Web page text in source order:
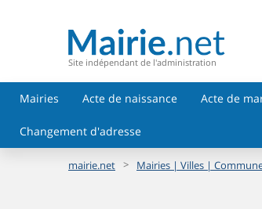
Site indépendant de l'administration
Mairies Acte de naissance Acte de
Changement d'adresse
mairie.net > Mairies | Villes |